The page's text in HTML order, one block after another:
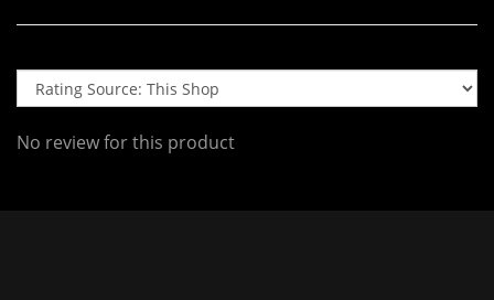
No review for this product